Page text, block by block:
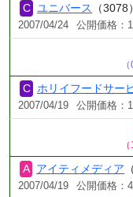
ユニバース （3078）
2007/04/24 公開価格：
ホリイフードサー
2007/04/19 公開価格：
アイティメディア
2007/04/19 公開価格：